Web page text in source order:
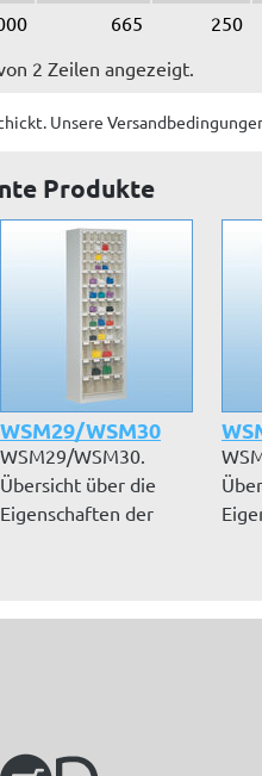
665
250
2 Zeilen angezeigt.
Unsere
Produkte
WSM29/WSM30
WSM29/WSM30.
Übersicht über die
Eigenschaften der